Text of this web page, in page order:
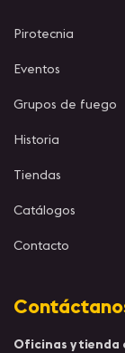
Pirotecnia
Eventos
Grupos de fuego
Historia
Tiendas
Catálogos
Contacto
Oficinas y tienda